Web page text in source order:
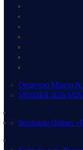
Desayuno Minero
MINDER B2B
Seminario Online: